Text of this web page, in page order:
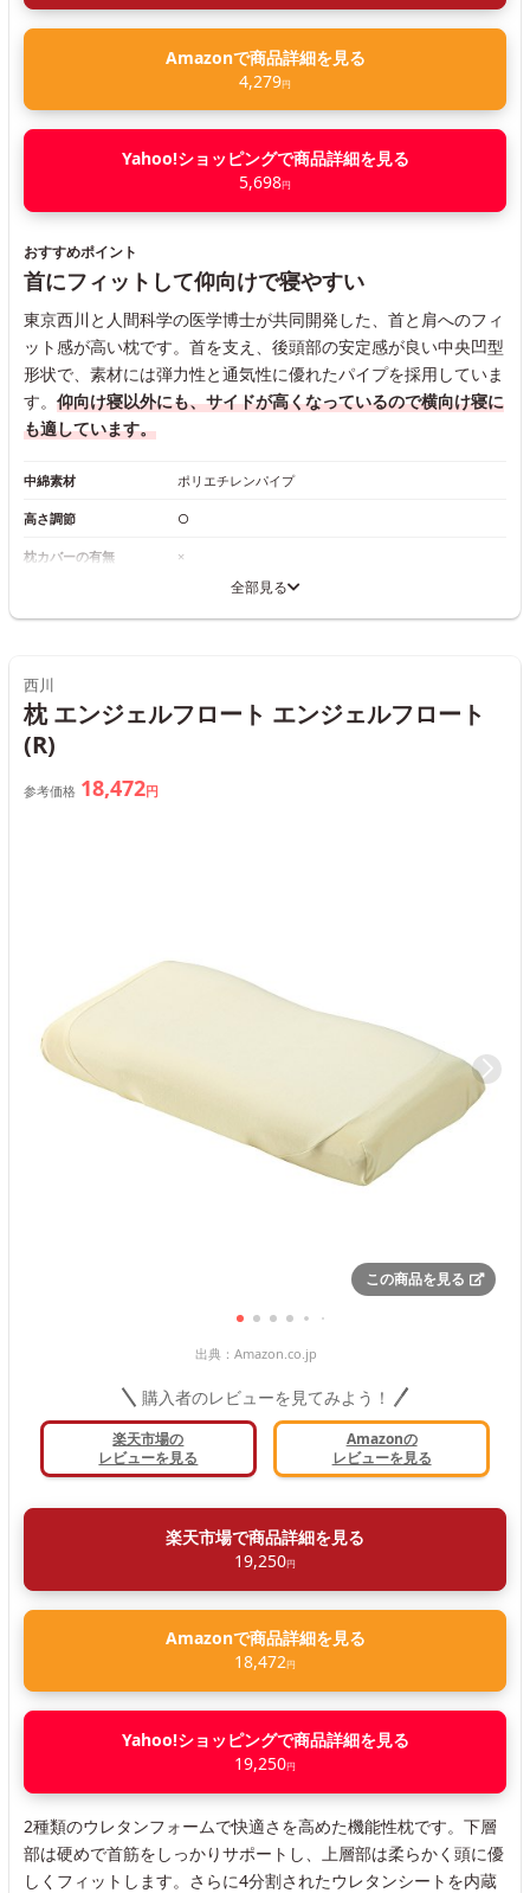
Amazonで商品詳細を見る
4,279円
Yahoo!ショッピングで商品詳細を見る
5,698円
おすすめポイント
首にフィットして仰向けで寝やすい
東京西川と人間科学の医学博士が共同開発した、首と肩へのフィ
ット感が高い枕です。首を支え、後頭部の安定感が良い中央凹型
形状で、素材には弾力性と通気性に優れたパイプを採用していま
す。 仰向け寝以外にも、サイドが高くなっているので横向け寝に
も適しています。
中綿素材 ポリエチレンパイプ
高さ調節 ○
枕カバーの有無 ×
全部見る
西川
枕 エンジェルフロート エンジェルフロート
(R)
参考価格 18,472円
この商品を見る
出典： Amazon.co.jp
購入者のレビューを見てみよう！
楽天市場の
レビューを見る
Amazonの
レビューを見る
楽天市場で商品詳細を見る
19,250円
Amazonで商品詳細を見る
18,472円
Yahoo!ショッピングで商品詳細を見る
19,250円
2種類のウレタンフォームで快適さを高めた機能性枕です。下層
部は硬めで首筋をしっかりサポートし、上層部は柔らかく頭に優
しくフィットします。さらに4分割されたウレタンシートを内蔵